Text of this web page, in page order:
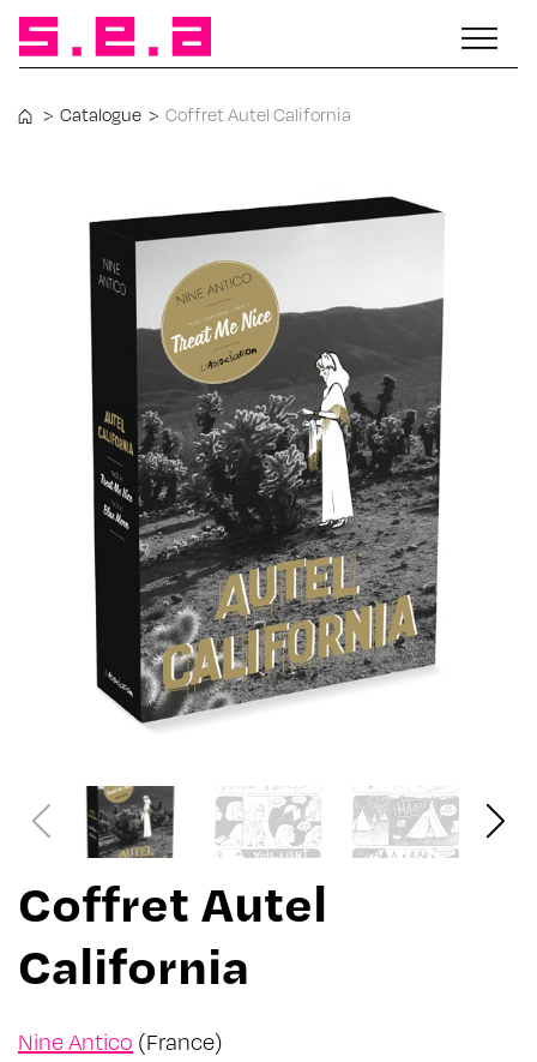
> Catalogue > Coffret Autel California
Coffret Autel
California
Nine Antico (France)